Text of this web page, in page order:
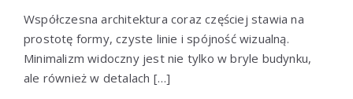
Współczesna architektura coraz częściej stawia na
prostotę formy, czyste linie i spójność wizualną.
Minimalizm widoczny jest nie tylko w bryle budynku,
ale również w detalach […]